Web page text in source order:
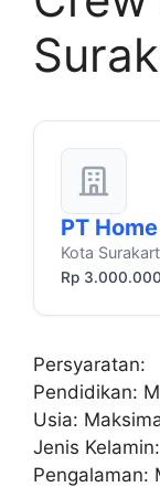
PT
Kota
Rp
Persyaratan:
Pendidikan:
Usia:
Jenis
Pengalaman: